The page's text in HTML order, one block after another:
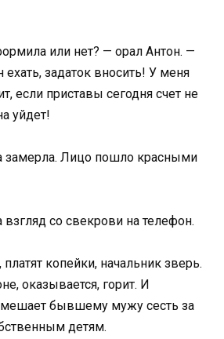
или нет? — орал Антон. —
ехать, задаток вносить! У меня
если приставы сегодня счет не
уйдет!
замерла. Лицо пошло красными
со свекрови на телефон.
платят копейки, начальник зверь.
оказывается, горит. И
мешает бывшему мужу сесть за
детям.